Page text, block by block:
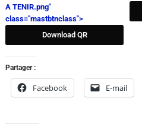
A TENIR.png"
class="mastbtnclass">
Download QR
Partager :
Facebook E-mail